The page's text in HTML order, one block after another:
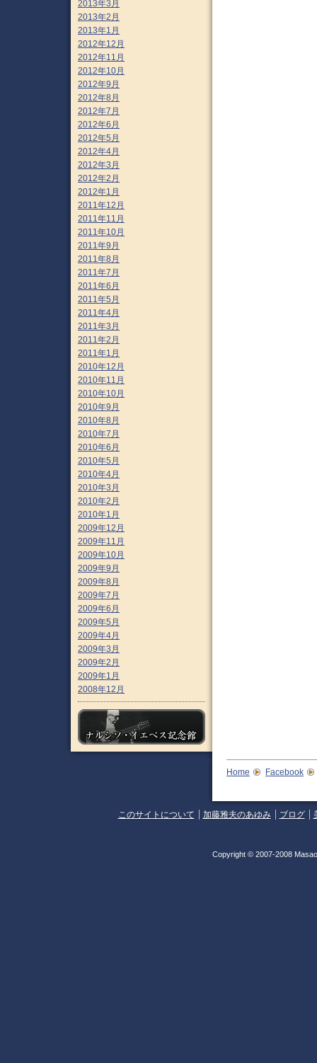
2013年3月
2013年2月
2013年1月
2012年12月
2012年11月
2012年10月
2012年9月
2012年8月
2012年7月
2012年6月
2012年5月
2012年4月
2012年3月
2012年2月
2012年1月
2011年12月
2011年11月
2011年10月
2011年9月
2011年8月
2011年7月
2011年6月
2011年5月
2011年4月
2011年3月
2011年2月
2011年1月
2010年12月
2010年11月
2010年10月
2010年9月
2010年8月
2010年7月
2010年6月
2010年5月
2010年4月
2010年3月
2010年2月
2010年1月
2009年12月
2009年11月
2009年10月
2009年9月
2009年8月
2009年7月
2009年6月
2009年5月
2009年4月
2009年3月
2009年2月
2009年1月
2008年12月
Home Facebook
このサイトについて 加藤雅夫のあゆみ ブログ
Copyright © 2007-2008